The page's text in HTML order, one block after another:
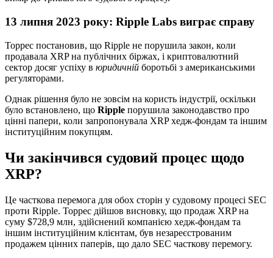
13 липня 2023 року: Ripple Labs виграє справу
Торрес постановив, що Ripple не порушила закон, коли
продавала XRP на публічних біржах, і криптовалютний
сектор досяг успіху в юридичній боротьбі з американськими
регуляторами.
Однак рішення було не зовсім на користь індустрії, оскільки
було встановлено, що Ripple порушила законодавство про
цінні папери, коли запропонувала XRP хедж-фондам та іншим
інституційним покупцям.
Чи закінчився судовий процес щодо
XRP?
Це часткова перемога для обох сторін у судовому процесі SEC
проти Ripple. Торрес дійшов висновку, що продаж XRP на
суму $728,9 млн, здійснений компанією хедж-фондам та
іншим інституційним клієнтам, був незареєстрованим
продажем цінних паперів, що дало SEC часткову перемогу.